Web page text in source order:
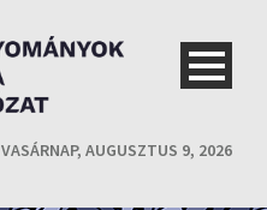
VASÁRNAP, AUGUSZTUS 9, 2026